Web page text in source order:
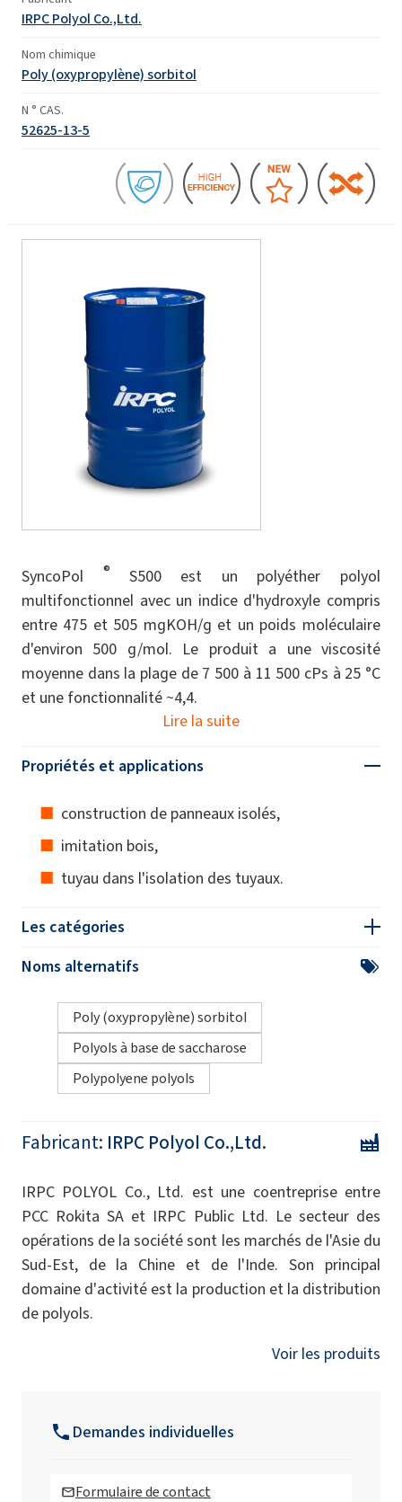
IRPC Polyol Co.,Ltd.
Nom chimique
Poly (oxypropylène) sorbitol
N ° CAS.
52625-13-5
SyncoPol ®
S500 est un polyéther polyol
multifonctionnel avec un indice d'hydroxyle compris
entre 475 et 505 mgKOH/g et un poids moléculaire
d'environ 500 g/mol. Le produit a une viscosité
moyenne dans la plage de 7 500 à 11 500 cPs à 25 °C
et une fonctionnalité ~4,4.
Lire la suite
Propriétés et applications
construction de panneaux isolés,
imitation bois,
tuyau dans l'isolation des tuyaux.
Les catégories
Noms alternatifs
Poly (oxypropylène) sorbitol
Polyols à base de saccharose
Polypolyene polyols
Fabricant: IRPC Polyol Co.,Ltd.
IRPC POLYOL Co., Ltd. est une coentreprise entre
PCC Rokita SA et IRPC Public Ltd. Le secteur des
opérations de la société sont les marchés de l'Asie du
Sud-Est, de la Chine et de l'Inde. Son principal
domaine d'activité est la production et la distribution
de polyols.
Voir les produits
Demandes individuelles
Formulaire de contact